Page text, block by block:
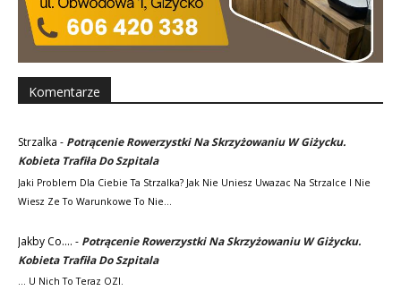
Komentarze
Strzalka - Potrącenie Rowerzystki Na Skrzyżowaniu W Giżycku.
Kobieta Trafiła Do Szpitala
Jaki Problem Dla Ciebie Ta Strzalka? Jak Nie Uniesz Uwazac Na Strzalce I Nie
Wiesz Ze To Warunkowe To Nie…
Jakby Co.... - Potrącenie Rowerzystki Na Skrzyżowaniu W Giżycku.
Kobieta Trafiła Do Szpitala
... U Nich To Teraz OZI.